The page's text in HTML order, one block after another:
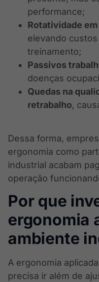
performance;
Rotatividade
elevando
treinamento;
Passivos
doenças
Quedas na
retrabalho,
Dessa forma,
ergonomia como
industrial acabam
operação
Por que
ergonomia
ambiente
A ergonomia
precisa ir além de